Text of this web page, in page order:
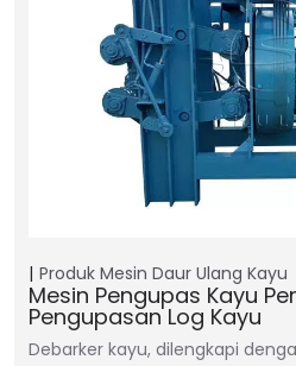
Produk Mesin Daur Ulang Kayu
Mesin Pengupas Kayu
Pengupasan Log Kayu
Debarker kayu, dilengkapi